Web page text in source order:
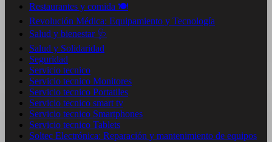
Restaurantes y comida 🍽️
Revolución Médica: Equipamiento y Tecnología
Salud y bienestar 🩺
Salud y Solidaridad
Seguridad
Servicio tecnico
Servicio tecnico Monitores
Servicio tecnico Portatiles
Servicio tecnico smart tv
Servicio tecnico Smartphones
Servicio tecnico Tablets
Soltec Electrónica: Reparación y mantenimiento de equipos